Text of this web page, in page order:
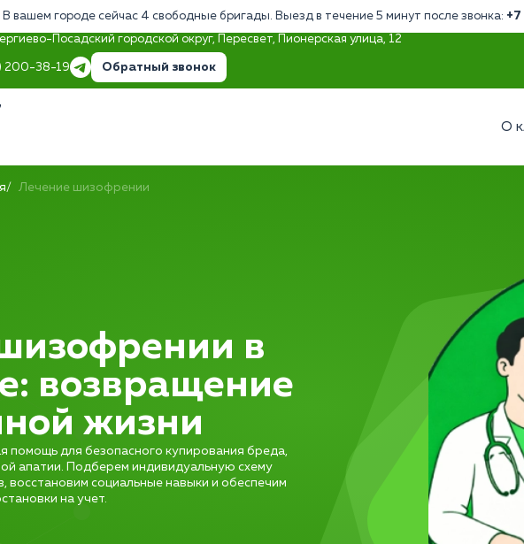
В вашем городе сейчас 4 свободные бригады. Выезд в течение 5 минут после звонка:
Посадский городской округ, Пересвет, Пионерская улица, 12
200-38-19 Обратный звонок
О
Лечение шизофрении
в
возвращение
жизни
помощь для безопасного купирования бреда,
апатии. Подберем индивидуальную схему
восстановим социальные навыки и обеспечим
на учет.